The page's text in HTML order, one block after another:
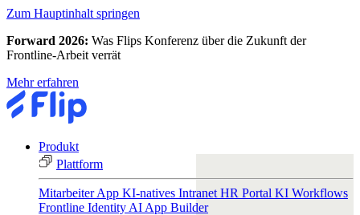
Zum Hauptinhalt springen
Forward 2026: Was Flips Konferenz über die Zukunft der
Frontline-Arbeit verrät
Mehr erfahren
Produkt
Plattform
Mitarbeiter App KI-natives Intranet HR Portal KI Workflows
Frontline Identity AI App Builder